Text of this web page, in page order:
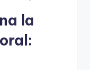
la